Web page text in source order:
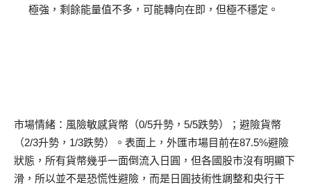
極強，剩餘能量值不多，可能轉向在即，但極不穩定。
市場情緒：風險敏感貨幣（0/5升勢，5/5跌勢）；避險貨幣
（2/3升勢，1/3跌勢）。表面上，外匯市場目前在87.5%避險
狀態，所有貨幣幾乎一面倒流入日圓，但各國股市沒有明顯下
滑，所以並不是恐慌性避險，而是日圓技術性調整和央行干